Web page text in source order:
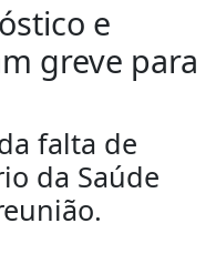
e
greve para
falta de
da Saúde